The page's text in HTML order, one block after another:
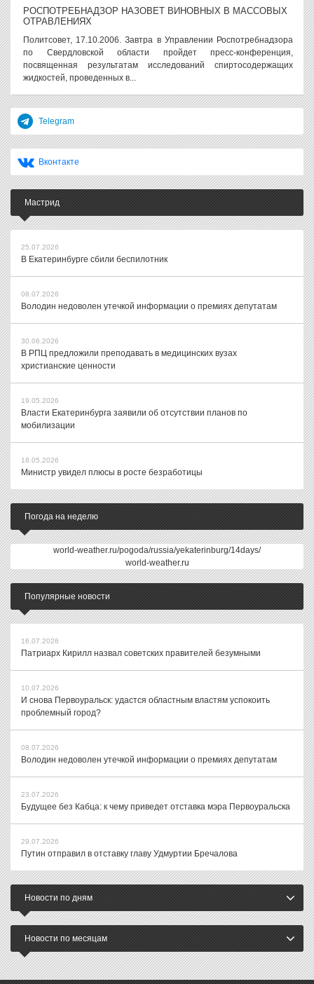
РОСПОТРЕБНАДЗОР НАЗОВЕТ ВИНОВНЫХ В МАССОВЫХ
ОТРАВЛЕНИЯХ
Политсовет, 17.10.2006. Завтра в Управлении Роспотребнадзора
по Свердловской области пройдет пресс-конференция,
посвященная результатам исследований спиртосодержащих
жидкостей, проведенных в...
Telegram
Вконтакте
Мастрид
25.07.2026
В Екатеринбурге сбили беспилотник
08.07.2026
Володин недоволен утечкой информации о премиях депутатам
30.06.2026
В РПЦ предложили преподавать в медицинских вузах
христианские ценности
19.05.2026
Власти Екатеринбурга заявили об отсутствии планов по
мобилизации
18.05.2026
Министр увидел плюсы в росте безработицы
Погода на неделю
world-weather.ru/pogoda/russia/yekaterinburg/14days/
world-weather.ru
Популярные новости
16.07.2026
Патриарх Кирилл назвал советских правителей безумными
10.07.2026
И снова Первоуральск: удастся областным властям успокоить
проблемный город?
08.07.2026
Володин недоволен утечкой информации о премиях депутатам
23.07.2026
Будущее без Кабца: к чему приведет отставка мэра Первоуральска
29.07.2026
Путин отправил в отставку главу Удмуртии Бречалова
Новости по дням
Новости по месяцам